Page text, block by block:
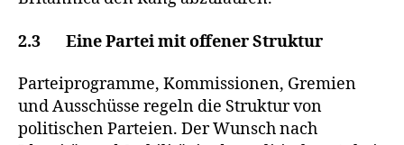
2.3 Eine Partei mit offener Struktur
Parteiprogramme, Kommissionen, Gremien
und Ausschüsse regeln die Struktur von
politischen Parteien. Der Wunsch nach